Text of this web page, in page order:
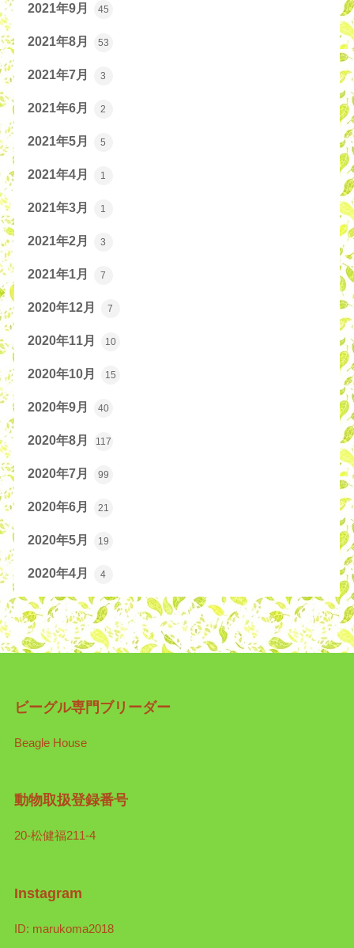
2021年9月 45
2021年8月 53
2021年7月 3
2021年6月 2
2021年5月 5
2021年4月 1
2021年3月 1
2021年2月 3
2021年1月 7
2020年12月 7
2020年11月 10
2020年10月 15
2020年9月 40
2020年8月 117
2020年7月 99
2020年6月 21
2020年5月 19
2020年4月 4
ビーグル専門ブリーダー
Beagle House
動物取扱登録番号
20-松健福211-4
Instagram
ID: marukoma2018